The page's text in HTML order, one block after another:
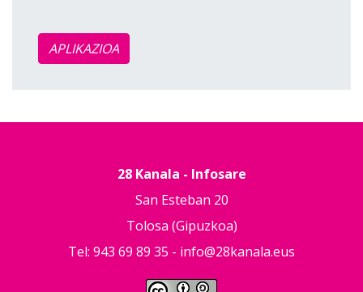
APLIKAZIOA
28 Kanala - Infosare
San Esteban 20
Tolosa (Gipuzkoa)
Tel: 943 69 89 35 - info@28kanala.eus